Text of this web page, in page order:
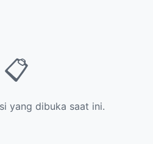
📋
yang dibuka saat ini.